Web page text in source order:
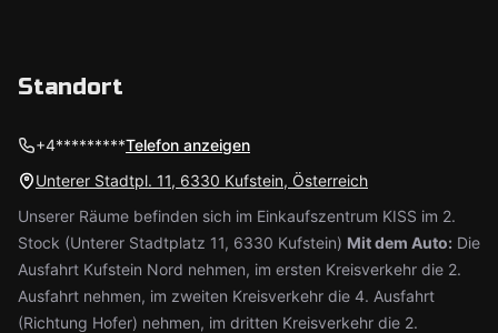
Standort
+4*********Telefon anzeigen
Unterer Stadtpl. 11, 6330 Kufstein, Österreich
Unserer Räume befinden sich im Einkaufszentrum KISS im 2.
Stock (Unterer Stadtplatz 11, 6330 Kufstein) Mit dem Auto: Die
Ausfahrt Kufstein Nord nehmen, im ersten Kreisverkehr die 2.
Ausfahrt nehmen, im zweiten Kreisverkehr die 4. Ausfahrt
(Richtung Hofer) nehmen, im dritten Kreisverkehr die 2.